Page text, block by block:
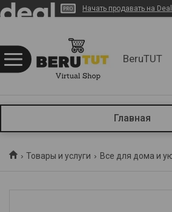
Начать продавать на
BeruTUT
Главная
Товары и услуги Все для дома и